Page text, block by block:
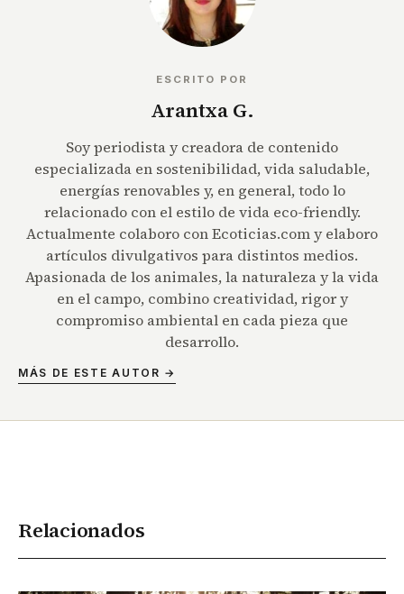
ESCRITO POR
Arantxa G.
Soy periodista y creadora de contenido
especializada en sostenibilidad, vida saludable,
energías renovables y, en general, todo lo
relacionado con el estilo de vida eco-friendly.
Actualmente colaboro con Ecoticias.com y elaboro
artículos divulgativos para distintos medios.
Apasionada de los animales, la naturaleza y la vida
en el campo, combino creatividad, rigor y
compromiso ambiental en cada pieza que
desarrollo.
MÁS DE ESTE AUTOR →
Relacionados